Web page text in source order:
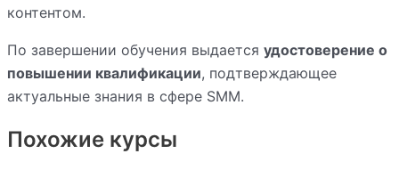
контентом.
По завершении обучения выдается удостоверение о
повышении квалификации, подтверждающее
актуальные знания в сфере SMM.
Похожие курсы